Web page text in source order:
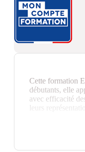
Cette formation
débutants, elle
avec efficacité
leurs